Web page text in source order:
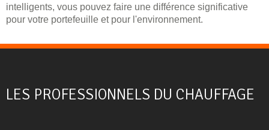
intelligents, vous pouvez faire une différence significative
pour votre portefeuille et pour l'environnement.
LES PROFESSIONNELS DU CHAUFFAGE